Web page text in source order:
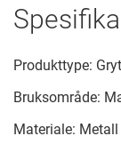
Produkttype:
Bruksområde:
Materiale: Metall